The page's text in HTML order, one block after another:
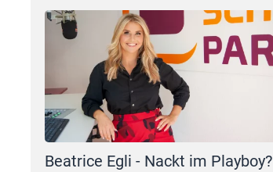
Beatrice Egli - Nackt im Playboy?